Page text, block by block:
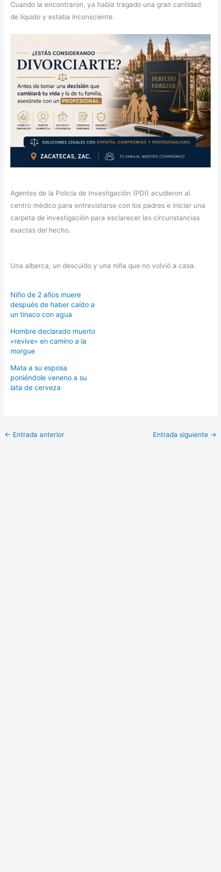
Cuando la encontraron, ya había tragado una gran cantidad
de líquido y estaba inconsciente.
Agentes de la Policía de Investigación (PDI) acudieron al
centro médico para entrevistarse con los padres e iniciar una
carpeta de investigación para esclarecer las circunstancias
exactas del hecho.
Una alberca, un descuido y una niña que no volvió a casa.
Niño de 2 años muere
después de haber caído a
un tinaco con agua
Hombre declarado muerto
«revive» en camino a la
morgue
Mata a su esposa
poniéndole veneno a su
lata de cerveza
← Entrada anterior Entrada siguiente →